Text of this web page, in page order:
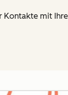
Kontakte mit